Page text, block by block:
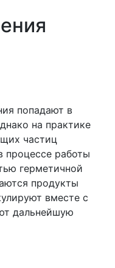
попадают в
на практике
частиц
процессе работы
герметичной
продукты
вместе с
дальнейшую